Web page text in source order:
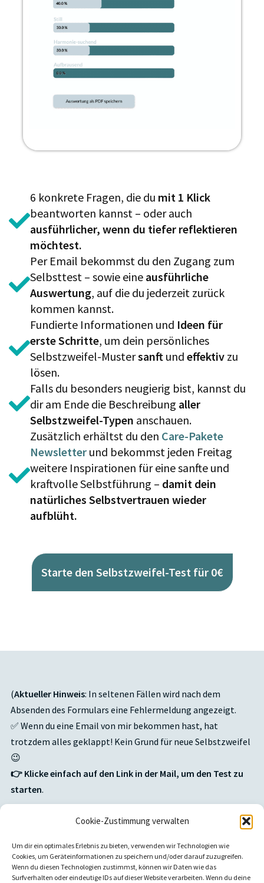
Cookie-Zustimmung verwalten
Um dir ein optimales Erlebnis zu bieten, verwenden wir Technologien wie
Cookies, um Geräteinformationen zu speichern und/oder darauf zuzugreifen.
Wenn du diesen Technologien zustimmst, können wir Daten wie das
Surfverhalten oder eindeutige IDs auf dieser Website verarbeiten. Wenn du deine
6 konkrete Fragen, die du mit 1 Klick
beantworten kannst – oder auch
ausführlicher, wenn du tiefer reflektieren
möchtest.
Per Email bekommst du den Zugang zum
Selbsttest – sowie eine ausführliche
Auswertung, auf die du jederzeit zurück
kommen kannst.
Fundierte Informationen und Ideen für
erste Schritte, um dein persönliches
Selbstzweifel-Mustersanft und effektiv zu
lösen.
Falls du besonders neugierig bist, kannst du
dir am Ende die Beschreibung aller
Selbstzweifel-Typen anschauen.
Zusätzlich erhältst du den Care-Pakete
Newsletter und bekommst jeden Freitag
weitere Inspirationen für eine sanfte und
kraftvolle Selbstführung – damit dein
natürliches Selbstvertrauen wieder
aufblüht.
Starte den Selbstzweifel-Test für 0€
(Aktueller Hinweis: In seltenen Fällen wird nach dem
Absenden des Formulars eine Fehlermeldung angezeigt.
✅ Wenn du eine Email von mir bekommen hast, hat
trotzdem alles geklappt! Kein Grund für neue Selbstzweifel
😉
👉 Klicke einfach auf den Link in der Mail, um den Test zu
starten.
Falls du nichts bekommen hast,sag mir Bescheid